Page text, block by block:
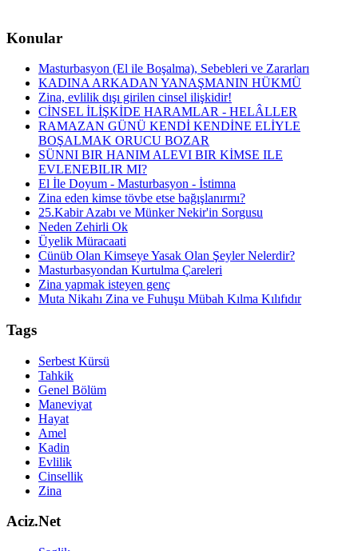
Konular
Masturbasyon (El ile Boşalma), Sebebleri ve Zararları
KADINA ARKADAN YANAŞMANIN HÜKMÜ
Zina, evlilik dışı girilen cinsel ilişkidir!
CİNSEL İLİŞKİDE HARAMLAR - HELÂLLER
RAMAZAN GÜNÜ KENDİ KENDİNE ELİYLE
BOŞALMAK ORUCU BOZAR
SÜNNI BIR HANIM ALEVI BIR KİMSE ILE
EVLENEBILIR MI?
El İle Doyum - Masturbasyon - İstimna
Zina eden kimse tövbe etse bağışlanırmı?
25.Kabir Azabı ve Münker Nekir'in Sorgusu
Neden Zehirli Ok
Üyelik Müracaati
Cünüb Olan Kimseye Yasak Olan Şeyler Nelerdir?
Masturbasyondan Kurtulma Çareleri
Zina yapmak isteyen genç
Muta Nikahı Zina ve Fuhuşu Mübah Kılma Kılıfıdır
Tags
Serbest Kürsü
Tahkik
Genel Bölüm
Maneviyat
Hayat
Amel
Kadin
Evlilik
Cinsellik
Zina
Aciz.Net